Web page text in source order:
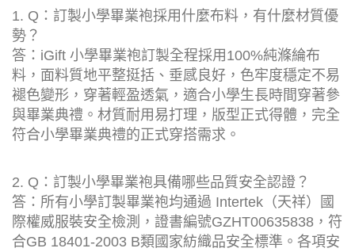
1. Q：訂製小學畢業袍採用什麼布料，有什麼材質優
勢？
答：iGift 小學畢業袍訂製全程採用100%純滌綸布
料，面料質地平整挺括、垂感良好，色牢度穩定不易
褪色變形，穿著輕盈透氣，適合小學生長時間穿著參
與畢業典禮。材質耐用易打理，版型正式得體，完全
符合小學畢業典禮的正式穿搭需求。
2. Q：訂製小學畢業袍具備哪些品質安全認證？
答：所有小學訂製畢業袍均通過 Intertek（天祥）國
際權威服裝安全檢測，證書編號GZHT00635838，符
合GB 18401-2003 B類國家紡織品安全標準。各項安